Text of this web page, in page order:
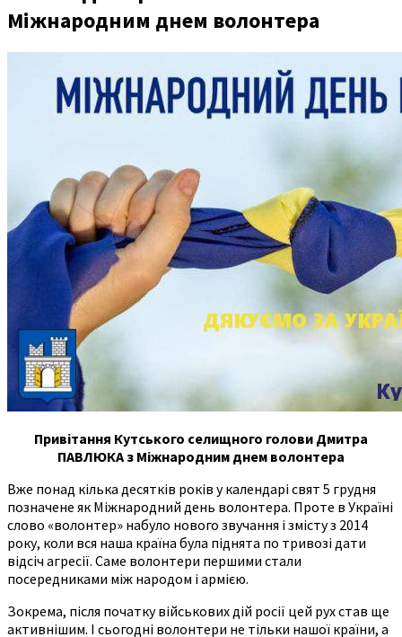
Міжнародним днем волонтера
Привітання Кутського селищного голови Дмитра
ПАВЛЮКА з Міжнародним днем волонтера
Вже понад кілька десятків років у календарі свят 5 грудня
позначене як Міжнародний день волонтера. Проте в Україні
слово «волонтер» набуло нового звучання і змісту з 2014
року, коли вся наша країна була піднята по тривозі дати
відсіч агресії. Саме волонтери першими стали
посередниками між народом і армією.
Зокрема, після початку військових дій росії цей рух став ще
активнішим. І сьогодні волонтери не тільки нашої країни, а